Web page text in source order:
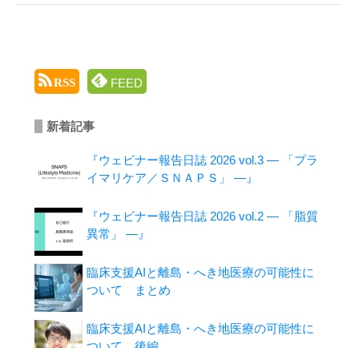
RSS FEED
新着記事
『ウェビナー報告日誌 2026 vol.3 ― 「プラ
イマリケア／ＳＮＡＰＳ」 ―』
『ウェビナー報告日誌 2026 vol.2 ― 「脂質
異常」 ―』
臨床支援AIと離島・へき地医療の可能性に
ついて まとめ
臨床支援AIと離島・へき地医療の可能性に